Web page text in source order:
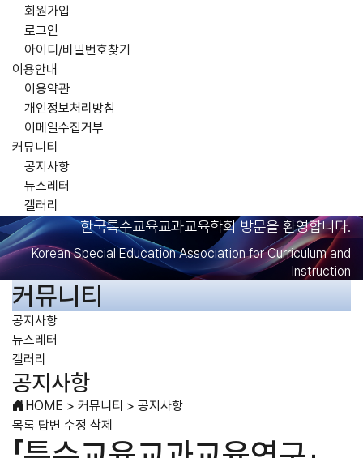
회원가입
로그인
아이디/비밀번호찾기
이용안내
이용약관
개인정보처리방침
이메일수집거부
커뮤니티
공지사항
뉴스레터
갤러리
한국특수교육교과교육학회 방문을 환영합니다.
Korean Special Education Association for Curriculum and
Instruction
커뮤니티
공지사항
뉴스레터
갤러리
공지사항
HOME > 커뮤니티 > 공지사항
목록 답변 수정 삭제